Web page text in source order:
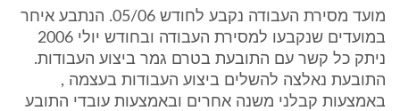
מועד מסירת העבודה נקבע לחודש 05/06. הנתבע איחר
במועדים שנקבעו למסירת העבודה ובחודש יולי 2006
ניתק כל קשר עם התובעת בטרם גמר ביצוע העבודות.
התובעת נאלצה להשלים ביצוע העבודות בעצמה ,
באמצעות קבלני משנה אחרים ובאמצעות עובדי התובע